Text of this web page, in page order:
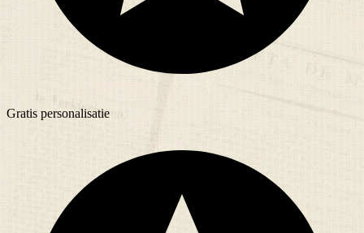
Gratis personalisatie